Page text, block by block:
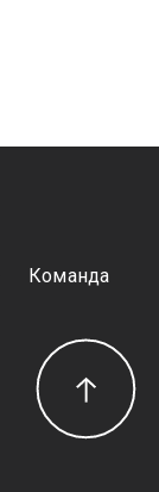
Команда